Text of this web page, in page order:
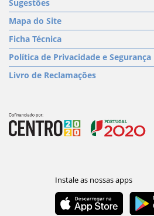
Sugestões
Mapa do Site
Ficha Técnica
Política de Privacidade e Segurança
Livro de Reclamações